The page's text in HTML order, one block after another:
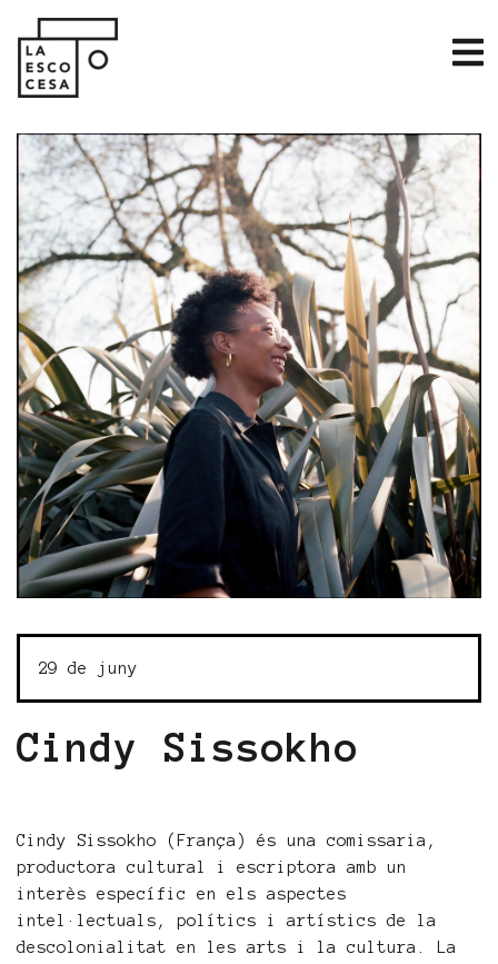
29 de juny
Cindy Sissokho
Cindy Sissokho (França) és una comissaria,
productora cultural i escriptora amb un
interès específic en els aspectes
intel·lectuals, polítics i artístics de la
descolonialitat en les arts i la cultura. La